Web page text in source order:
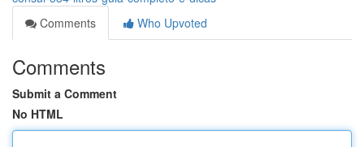
Comments
Who Upvoted
Comments
Submit a Comment
No HTML